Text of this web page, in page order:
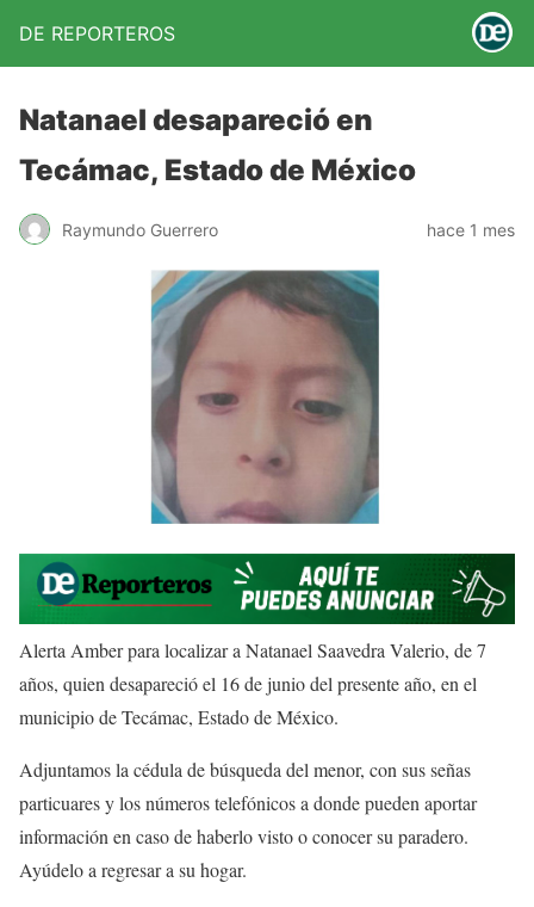
DE REPORTEROS
Natanael desapareció en
Tecámac, Estado de México
Raymundo Guerrero hace 1 mes
Alerta Amber para localizar a Natanael Saavedra Valerio, de 7
años, quien desapareció el 16 de junio del presente año, en el
municipio de Tecámac, Estado de México.
Adjuntamos la cédula de búsqueda del menor, con sus señas
particuares y los números telefónicos a donde pueden aportar
información en caso de haberlo visto o conocer su paradero.
Ayúdelo a regresar a su hogar.